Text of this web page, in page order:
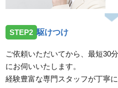
STEP2 駆けつけ
ご依頼いただいてから、最短30
にお伺いいたします。
経験豊富な専門スタッフが丁寧に